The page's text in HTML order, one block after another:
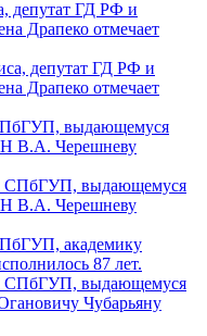
депутат ГД РФ и
Драпеко отмечает
СПбГУП, выдающемуся
В.А. Черешневу
СПбГУП, выдающемуся
Чубарьяну